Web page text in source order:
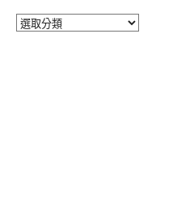
今